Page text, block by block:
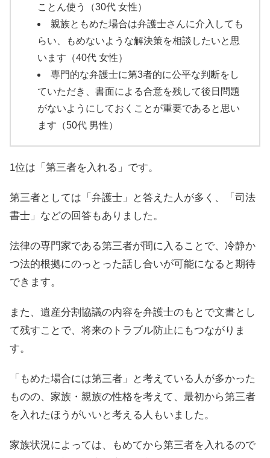
ことん使う（30代 女性）
親族ともめた場合は弁護士さんに介入しても
らい、もめないような解決策を相談したいと思
います（40代 女性）
専門的な弁護士に第3者的に公平な判断をし
ていただき、書面による合意を残して後日問題
がないようにしておくことが重要であると思い
ます（50代 男性）
1位は「第三者を入れる」です。
第三者としては「弁護士」と答えた人が多く、「司法
書士」などの回答もありました。
法律の専門家である第三者が間に入ることで、冷静か
つ法的根拠にのっとった話し合いが可能になると期待
できます。
また、遺産分割協議の内容を弁護士のもとで文書とし
て残すことで、将来のトラブル防止にもつながりま
す。
「もめた場合には第三者」と考えている人が多かった
ものの、家族・親族の性格を考えて、最初から第三者
を入れたほうがいいと考える人もいました。
家族状況によっては、もめてから第三者を入れるので